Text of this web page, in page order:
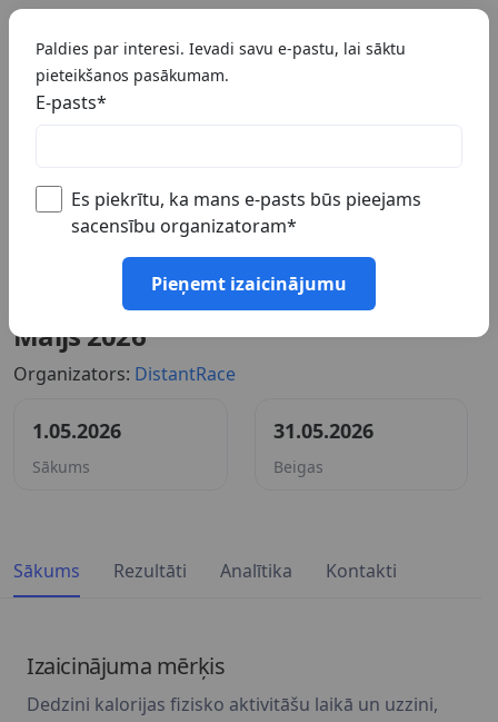
#Ražo enerģiju, dedzinot kalorijas
Maijs 2026
Organizators: DistantRace
1.05.2026
Sākums
31.05.2026
Beigas
Sākums Rezultāti Analītika Kontakti
Izaicinājuma mērķis
Dedzini kalorijas fizisko aktivitāšu laikā un uzzini,
Paldies par interesi. Ievadi savu e-pastu, lai sāktu
pieteikšanos pasākumam.
E-pasts*
Es piekrītu, ka mans e-pasts būs pieejams
sacensību organizatoram*
Pieņemt izaicinājumu